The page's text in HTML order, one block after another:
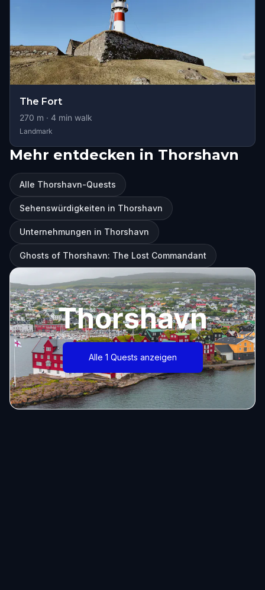
The Fort
270 m · 4 min walk
Landmark
Mehr entdecken in Thorshavn
Alle Thorshavn-Quests
Sehenswürdigkeiten in Thorshavn
Unternehmungen in Thorshavn
Ghosts of Thorshavn: The Lost Commandant
Thorshavn
Alle 1 Quests anzeigen